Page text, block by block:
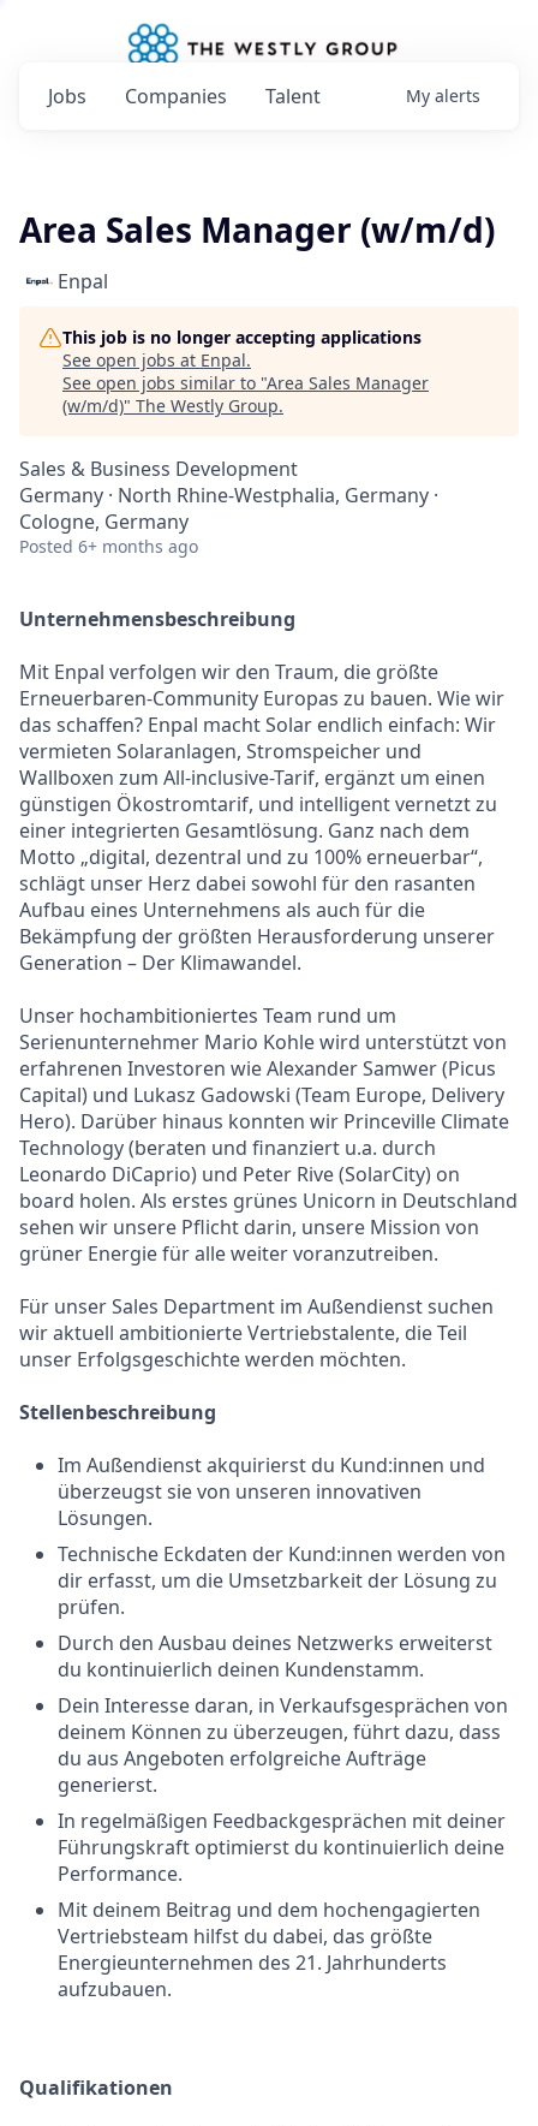
Jobs Companies Talent My alerts
Area Sales Manager (w/m/d)
Enpal
This job is no longer accepting applications
See open jobs at Enpal.
See open jobs similar to "Area Sales Manager
(w/m/d)" The Westly Group.
Sales & Business Development
Germany · North Rhine-Westphalia, Germany ·
Cologne, Germany
Posted 6+ months ago
Unternehmensbeschreibung
Mit Enpal verfolgen wir den Traum, die größte
Erneuerbaren-Community Europas zu bauen. Wie wir
das schaffen? Enpal macht Solar endlich einfach: Wir
vermieten Solaranlagen, Stromspeicher und
Wallboxen zum All-inclusive-Tarif, ergänzt um einen
günstigen Ökostromtarif, und intelligent vernetzt zu
einer integrierten Gesamtlösung. Ganz nach dem
Motto „digital, dezentral und zu 100% erneuerbar“,
schlägt unser Herz dabei sowohl für den rasanten
Aufbau eines Unternehmens als auch für die
Bekämpfung der größten Herausforderung unserer
Generation – Der Klimawandel.
Unser hochambitioniertes Team rund um
Serienunternehmer Mario Kohle wird unterstützt von
erfahrenen Investoren wie Alexander Samwer (Picus
Capital) und Lukasz Gadowski (Team Europe, Delivery
Hero). Darüber hinaus konnten wir Princeville Climate
Technology (beraten und finanziert u.a. durch
Leonardo DiCaprio) und Peter Rive (SolarCity) on
board holen. Als erstes grünes Unicorn in Deutschland
sehen wir unsere Pflicht darin, unsere Mission von
grüner Energie für alle weiter voranzutreiben.
Für unser Sales Department im Außendienst suchen
wir aktuell ambitionierte Vertriebstalente, die Teil
unser Erfolgsgeschichte werden möchten.
Stellenbeschreibung
Im Außendienst akquirierst du Kund:innen und
überzeugst sie von unseren innovativen
Lösungen.
Technische Eckdaten der Kund:innen werden von
dir erfasst, um die Umsetzbarkeit der Lösung zu
prüfen.
Durch den Ausbau deines Netzwerks erweiterst
du kontinuierlich deinen Kundenstamm.
Dein Interesse daran, in Verkaufsgesprächen von
deinem Können zu überzeugen, führt dazu, dass
du aus Angeboten erfolgreiche Aufträge
generierst.
In regelmäßigen Feedbackgesprächen mit deiner
Führungskraft optimierst du kontinuierlich deine
Performance.
Mit deinem Beitrag und dem hochengagierten
Vertriebsteam hilfst du dabei, das größte
Energieunternehmen des 21. Jahrhunderts
aufzubauen.
Qualifikationen